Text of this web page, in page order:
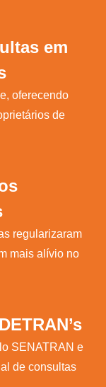
em
oferecendo
de
regularizaram
mais alívio no
SENATRAN e
de consultas